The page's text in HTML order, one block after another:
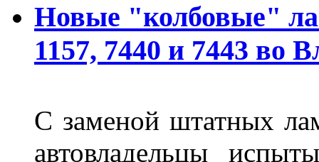
Новые "колбовые"
1157, 7440 и 7443 во
С заменой штатных
автовладельцы